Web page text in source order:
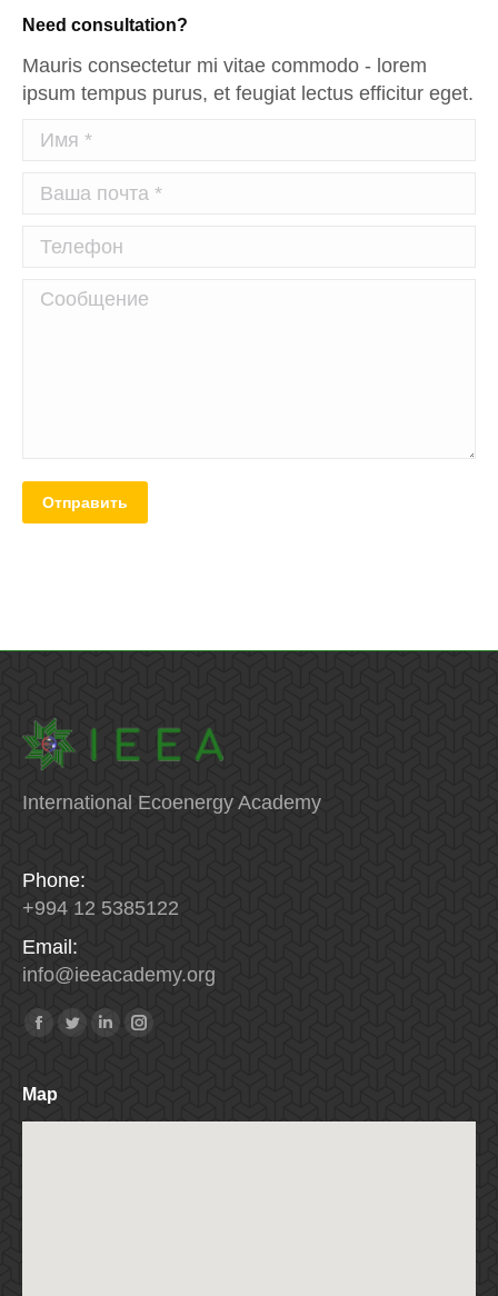
Need consultation?
Mauris consectetur mi vitae commodo - lorem
ipsum tempus purus, et feugiat lectus efficitur eget.
Имя *
Ваша почта *
Телефон
Сообщение
Отправить
International Ecoenergy Academy
Phone:
+994 12 5385122
Email:
info@ieeacademy.org
Найдите нас:
Facebook
TwitterLinkedinInstagram
Map